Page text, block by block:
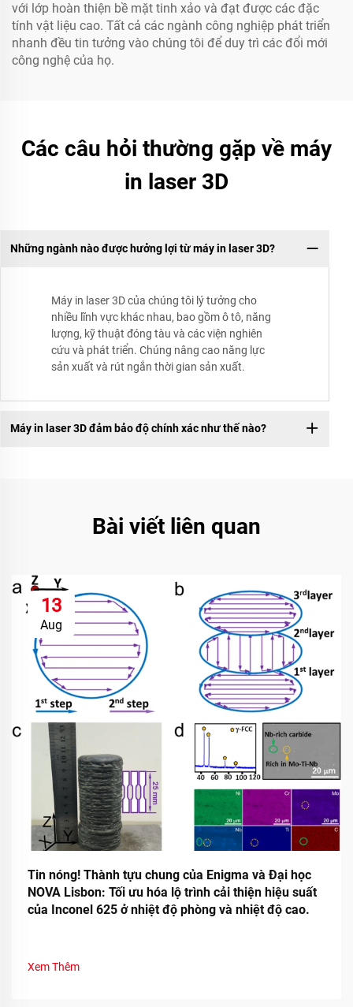
với lớp hoàn thiện bề mặt tinh xảo và đạt được các đặc
tính vật liệu cao. Tất cả các ngành công nghiệp phát triển
nhanh đều tin tưởng vào chúng tôi để duy trì các đổi mới
công nghệ của họ.
Các câu hỏi thường gặp về máy
in laser 3D
Những ngành nào được hưởng lợi từ máy in laser 3D?
Máy in laser 3D của chúng tôi lý tưởng cho
nhiều lĩnh vực khác nhau, bao gồm ô tô, năng
lượng, kỹ thuật đóng tàu và các viện nghiên
cứu và phát triển. Chúng nâng cao năng lực
sản xuất và rút ngắn thời gian sản xuất.
Máy in laser 3D đảm bảo độ chính xác như thế nào?
Bài viết liên quan
13
Aug
Tin nóng! Thành tựu chung của Enigma và Đại học
NOVA Lisbon: Tối ưu hóa lộ trình cải thiện hiệu suất
của Inconel 625 ở nhiệt độ phòng và nhiệt độ cao.
Xem Thêm